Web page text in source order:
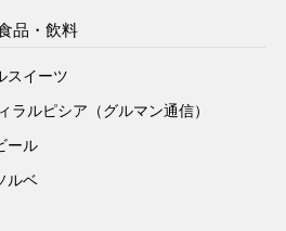
品・飲料
スイーツ
ラルピシア（グルマン通信）
ール
ルベ